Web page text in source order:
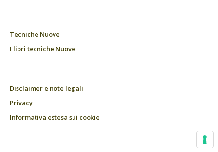
Tecniche Nuove
I libri tecniche Nuove
Disclaimer e note legali
Privacy
Informativa estesa sui cookie